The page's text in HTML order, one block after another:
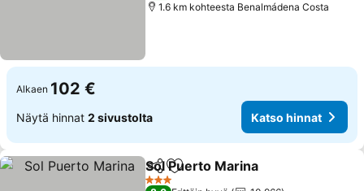
1.6 km kohteesta Benalmádena Costa
Alkaen 102 €
Näytä hinnat 2 sivustolta Katso hinnat
Jaa Lisää suosikkeihin
Sol Puerto Marina
3 Tähtiluokitus